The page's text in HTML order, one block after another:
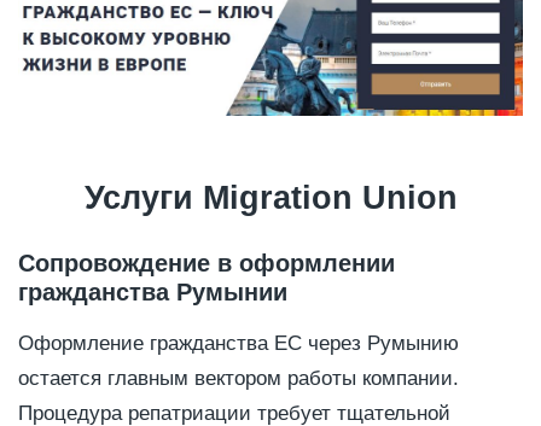
Услуги Migration Union
Сопровождение в оформлении
гражданства Румынии
Оформление гражданства ЕС через Румынию
остается главным вектором работы компании.
Процедура репатриации требует тщательной